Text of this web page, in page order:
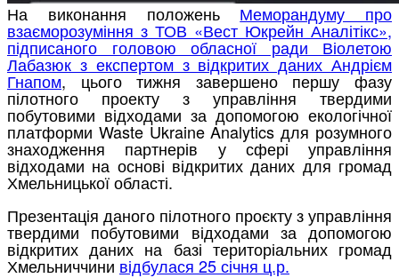
На виконання положень Меморандуму про
взаєморозуміння з ТОВ «Вест Юкрейн Аналітікс»,
підписаного головою обласної ради Віолетою
Лабазюк з експертом з відкритих даних Андрієм
Гнапом, цього тижня завершено першу фазу
пілотного проекту з управління твердими
побутовими відходами за допомогою екологічної
платформи Waste Ukraine Analytics для розумного
знаходження партнерів у сфері управління
відходами на основі відкритих даних для громад
Хмельницької області.
Презентація даного пілотного проєкту з управління
твердими побутовими відходами за допомогою
відкритих даних на базі територіальних громад
Хмельниччини відбулася 25 січня ц.р.